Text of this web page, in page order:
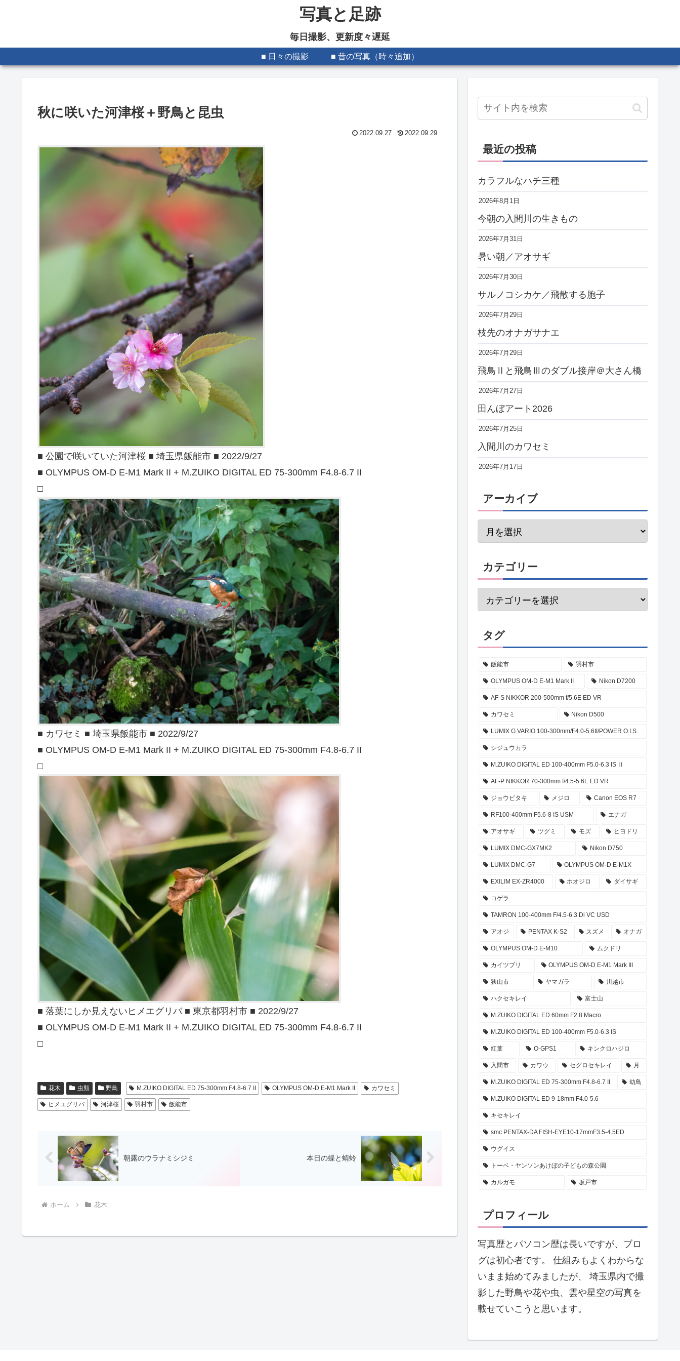
写真と足跡
毎日撮影、更新度々遅延
■ 日々の撮影 ■ 昔の写真（時々追加）
秋に咲いた河津桜＋野鳥と昆虫
2022.09.27 2022.09.29
■ 公園で咲いていた河津桜 ■ 埼玉県飯能市 ■ 2022/9/27
■ OLYMPUS OM-D E-M1 Mark II + M.ZUIKO DIGITAL ED 75-300mm F4.8-6.7 II
□
■ カワセミ ■ 埼玉県飯能市 ■ 2022/9/27
■ OLYMPUS OM-D E-M1 Mark II + M.ZUIKO DIGITAL ED 75-300mm F4.8-6.7 II
□
■ 落葉にしか見えないヒメエグリバ ■ 東京都羽村市 ■ 2022/9/27
■ OLYMPUS OM-D E-M1 Mark II + M.ZUIKO DIGITAL ED 75-300mm F4.8-6.7 II
□
花木 虫類 野鳥 M.ZUIKO DIGITAL ED 75-300mm F4.8-6.7 II OLYMPUS OM-D E-M1 Mark II カワセミ
ヒメエグリバ 河津桜 羽村市 飯能市
朝露のウラナミシジミ 本日の蝶と蜻蛉
ホーム 花木
最近の投稿
カラフルなハチ三種
2026年8月1日
今朝の入間川の生きもの
2026年7月31日
暑い朝／アオサギ
2026年7月30日
サルノコシカケ／飛散する胞子
2026年7月29日
枝先のオナガサナエ
2026年7月29日
飛鳥Ⅱと飛鳥Ⅲのダブル接岸＠大さん橋
2026年7月27日
田んぼアート2026
2026年7月25日
入間川のカワセミ
2026年7月17日
アーカイブ
カテゴリー
タグ
飯能市 羽村市
OLYMPUS OM-D E-M1 Mark II Nikon D7200
AF-S NIKKOR 200-500mm f/5.6E ED VR
カワセミ Nikon D500
LUMIX G VARIO 100-300mm/F4.0-5.6II/POWER O.I.S.
シジュウカラ
M.ZUIKO DIGITAL ED 100-400mm F5.0-6.3 IS Ⅱ
AF-P NIKKOR 70-300mm f/4.5-5.6E ED VR
ジョウビタキ メジロ Canon EOS R7
RF100-400mm F5.6-8 IS USM エナガ
アオサギ ツグミ モズ ヒヨドリ
LUMIX DMC-GX7MK2 Nikon D750
LUMIX DMC-G7 OLYMPUS OM-D E-M1X
EXILIM EX-ZR4000 ホオジロ ダイサギ
コゲラ
TAMRON 100-400mm F/4.5-6.3 Di VC USD
アオジ PENTAX K-S2 スズメ オナガ
OLYMPUS OM-D E-M10 ムクドリ
カイツブリ OLYMPUS OM-D E-M1 Mark III
狭山市 ヤマガラ 川越市
ハクセキレイ 富士山
M.ZUIKO DIGITAL ED 60mm F2.8 Macro
M.ZUIKO DIGITAL ED 100-400mm F5.0-6.3 IS
紅葉 O-GPS1 キンクロハジロ
入間市 カワウ セグロセキレイ 月
M.ZUIKO DIGITAL ED 75-300mm F4.8-6.7 II 幼鳥
M.ZUIKO DIGITAL ED 9-18mm F4.0-5.6
キセキレイ
smc PENTAX-DA FISH-EYE10-17mmF3.5-4.5ED
ウグイス
トーベ・ヤンソンあけぼの子どもの森公園
カルガモ 坂戸市
プロフィール
写真歴とパソコン歴は長いですが、ブロ
グは初心者です。 仕組みもよくわからな
いまま始めてみましたが、 埼玉県内で撮
影した野鳥や花や虫、雲や星空の写真を
載せていこうと思います。